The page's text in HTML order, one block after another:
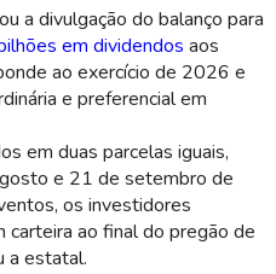
a divulgação do balanço para
em dividendos aos
ao exercício de 2026 e
e preferencial em
em duas parcelas iguais,
e 21 de setembro de
os investidores
carteira ao final do pregão de
a estatal.